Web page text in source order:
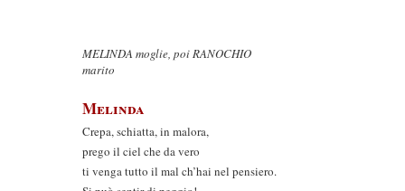
MELINDA moglie, poi RANOCHIO
marito
Melinda
Crepa, schiatta, in malora,
prego il ciel che da vero
ti venga tutto il mal ch’hai nel pensiero.